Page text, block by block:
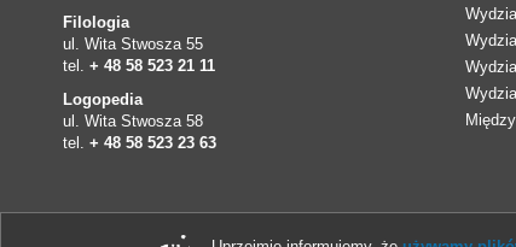
Filologia
ul. Wita Stwosza 55
tel. + 48 58 523 21 11
Logopedia
ul. Wita Stwosza 58
tel. + 48 58 523 23 63